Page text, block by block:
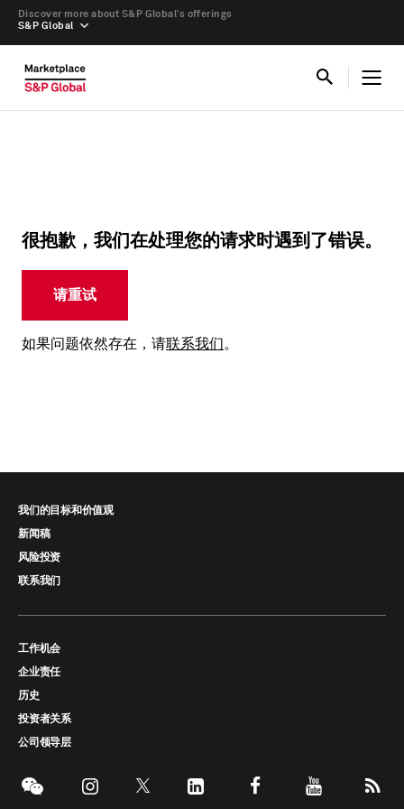
S&P Global
Discover more about S&P Global’s offerings
很抱歉，我们在处理您的请求时遇到了错误。
请重试
如果问题依然存在，请联系我们。
我们的目标和价值观
新闻稿
风险投资
联系我们
工作机会
企业责任
历史
投资者关系
公司领导层